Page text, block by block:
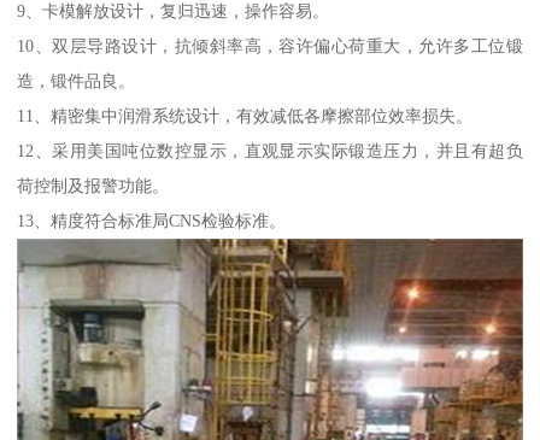
9、卡模解放设计，复归迅速，操作容易。
10、双层导路设计，抗倾斜率高，容许偏心荷重大，允许多工位锻
造，锻件品良。
11、精密集中润滑系统设计，有效减低各摩擦部位效率损失。
12、采用美国吨位数控显示，直观显示实际锻造压力，并且有超负
荷控制及报警功能。
13、精度符合标准局CNS检验标准。